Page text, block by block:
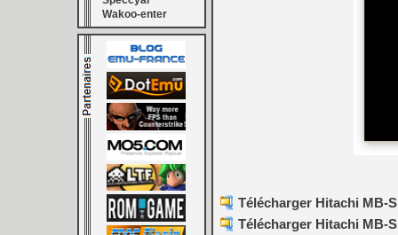
Wakoo-enter
Télécharger Hitachi MB-
Télécharger Hitachi MB-